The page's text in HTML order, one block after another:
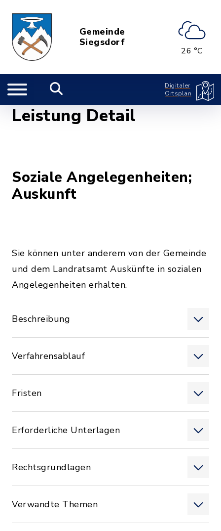
Gemeinde
Siegsdorf
26 °C
Digitaler
Ortsplan
Leistung Detail
Soziale Angelegenheiten;
Auskunft
Sie können unter anderem von der Gemeinde
und dem Landratsamt Auskünfte in sozialen
Angelegenheiten erhalten.
Beschreibung
Verfahrensablauf
Fristen
Erforderliche Unterlagen
Rechtsgrundlagen
Verwandte Themen